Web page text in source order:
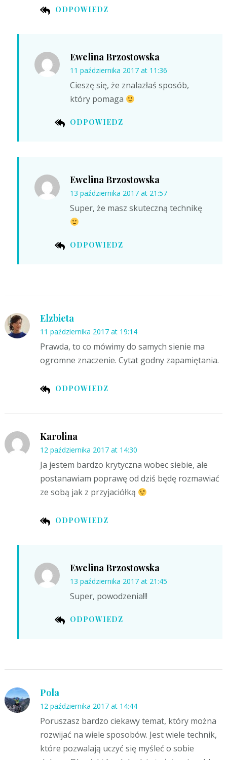
ODPOWIEDZ
Ewelina Brzostowska
11 października 2017 at 11:36
ODPOWIEDZ
Cieszę się, że znalazłaś sposób,
który pomaga
Ewelina Brzostowska
13 października 2017 at 21:57
ODPOWIEDZ
Super, że masz skuteczną technikę
Elzbieta
11 października 2017 at 19:14
ODPOWIEDZ
Prawda, to co mówimy do samych sienie ma
ogromne znaczenie. Cytat godny zapamiętania.
Karolina
12 października 2017 at 14:30
ODPOWIEDZ
Ja jestem bardzo krytyczna wobec siebie, ale
postanawiam poprawę od dziś będę rozmawiać
ze sobą jak z przyjaciółką
Ewelina Brzostowska
13 października 2017 at 21:45
ODPOWIEDZ
Super, powodzenia!!!
Pola
12 października 2017 at 14:44
Poruszasz bardzo ciekawy temat, który można
rozwijać na wiele sposobów. Jest wiele technik,
które pozwalają uczyć się myśleć o sobie